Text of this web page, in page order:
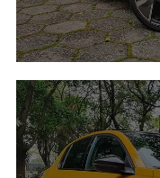
Lorem ipsum dolor